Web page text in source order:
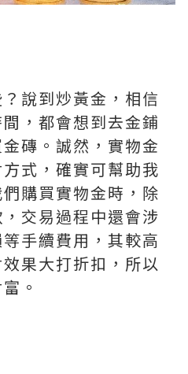
說到炒黃金，相信
，都會想到去金鋪
磚。誠然，實物金
式，確實可幫助我
購買實物金時，除
交易過程中還會涉
手續費用，其較高
果大打折扣，所以
。